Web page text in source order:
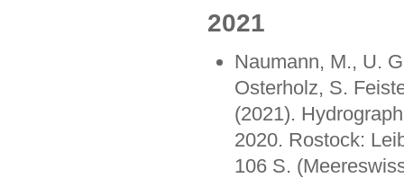
2021
Naumann, M., U.
Osterholz, S.
(2021).
2020. Rostock:
106 S.